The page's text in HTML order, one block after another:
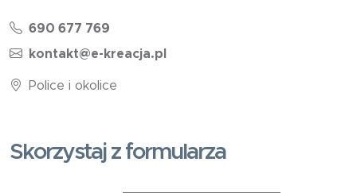
690 677 769
kontakt@e-kreacja.pl
Police i okolice
Skorzystaj z formularza